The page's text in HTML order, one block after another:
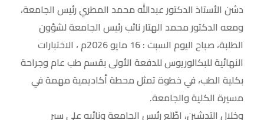
دشن الأستاذ الدكتور عبدالله محمد المطري رئيس الجامعة،
ومعه الدكتور محمد الهتار نائب رئيس الجامعة لشؤون
الطلبة، صباح اليوم السبت : 16 مايو 2026م ، الاختبارات
النهائية للبكالوريوس للدفعة الأولى بقسم طب عام وجراحة
بكلية الطب، في خطوة تمثل محطة أكاديمية مهمة في
مسيرة الكلية والجامعة.
وخلال التدشين، اطّلع رئيس الجامعة ونائبه على سير